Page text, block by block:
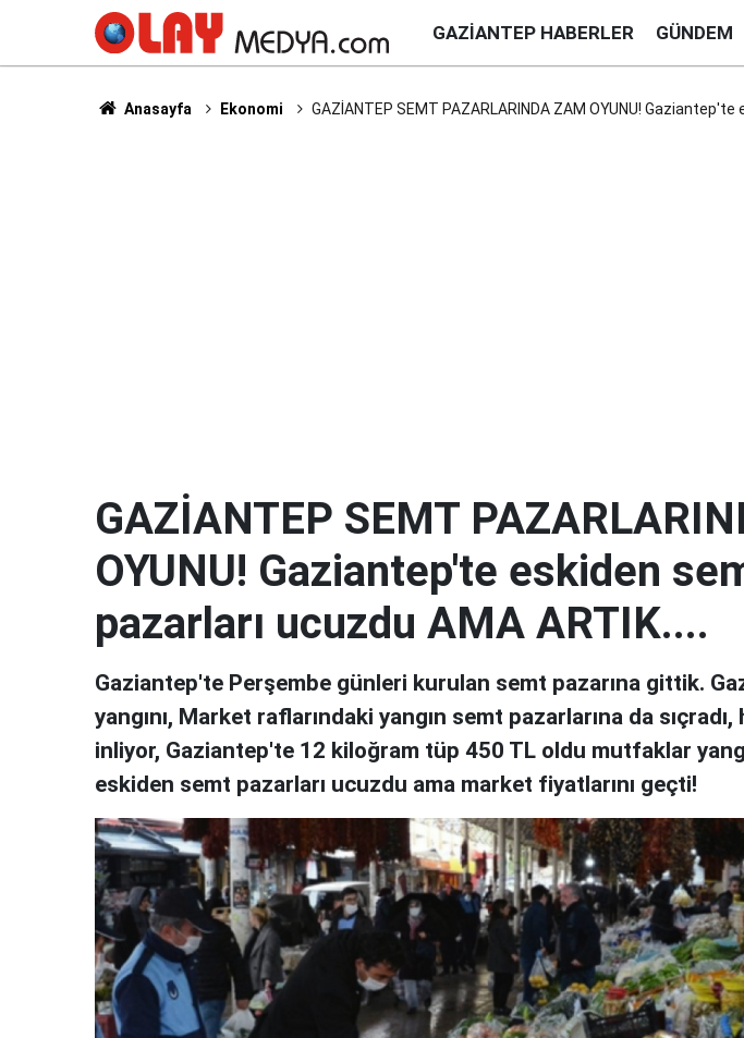
GAZIANTEP HABERLER GÜNDEM
Anasayfa Ekonomi GAZİANTEP SEMT PAZARLARINDA ZAM OYUNU!
GAZİANTEP SEMT
OYUNU! Gaziantep'te eskiden
pazarları ucuzdu AMA ARTIK....
Gaziantep'te Perşembe günleri kurulan semt pazarına gittik.
yangını, Market raflarındaki yangın semt pazarlarına da
inliyor, Gaziantep'te 12 kiloğram tüp 450 TL oldu mutfaklar
eskiden semt pazarları ucuzdu ama market fiyatlarını geçti!